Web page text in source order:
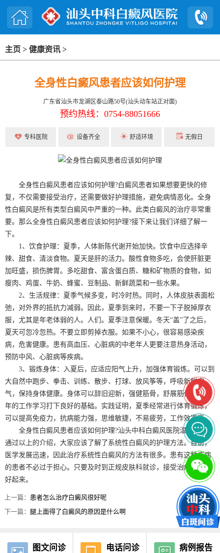
主页 > 健康资讯 >
全身性白癜风患者应该如何护理
广东省汕头市龙湖区泰山路50号(汕头动车站正对面)
预约热线：0754-88051666
专科医院 设备齐全 舒适环境 无假日
全身性白癜风患者应该如何护理?白癜风患者如果想要更快的修
复，不仅需要接受治疗，还需要做好护理措施，避免病情恶化。全身
性白癜风是所有类型白癜风中严重的一种。此类白癜风的治疗非常重
要。那么全身性白癜风患者应该如何护理?接下来让我们详细了解一
下。
1、饮食护理：夏季，人体新陈代谢开始加快。饮食中应选择辛
辣、甜食、清淡食物。夏天是肝的活力。酸性食物多吃，会使肝脏更
加旺盛，损伤脾胃。多吃甜食、富含蛋白质、糖和矿物质的食物，如
瘦肉、鸡蛋、牛奶、蜂蜜、豆制品、新鲜蔬菜和一些水果。
2、生活规律：夏季气候多变，时冷时热。同时，人体皮肤表面松
弛，对外界的抵抗力减弱。因此，夏季到来时，不要一下子脱掉厚衣
服，尤其是年老体弱的人。人们。夏季注意保暖。冬天“盖”了之后，
夏天可忽冷忽热。不要立即剪掉衣服。如果不小心，很容易感染疾
病，危害健康。患有高血压、心脏病的中老年人更要注意热身活动，
预防中风、心脏病等疾病。
3、锻炼身体：入夏后，应适应阳气上升，加强体育锻炼。可以到
大自然中跑步、拳击、训练、散步、打球、放风筝等，呼吸新鲜空
气，保持身体健康。身体可以辞旧迎新，强健筋骨，舒展筋骨，为一
年的工作学习打下良好的基础。实践证明，夏季经常进行体育锻炼，
可以提高免疫力，抗病能力强，思维敏捷，不易疲劳，工作效率高。
全身性白癜风患者应该如何护理?汕头中科白癜风医院温馨提醒：
通过以上的介绍，大家应该了解了系统性白癜风的护理方法。目前，
医学发展迅速，因此治疗系统性白癜风的方法有很多。患有这种疾病
的患者不必过于担心。只要及时到正规皮肤科就诊，接受治疗，就能
好起来。
上一篇： 患者怎么治疗白癜风很好呢
下一篇：腿上面得了白癜风的原因是什么啊
图文问诊 电话问诊 病例报告